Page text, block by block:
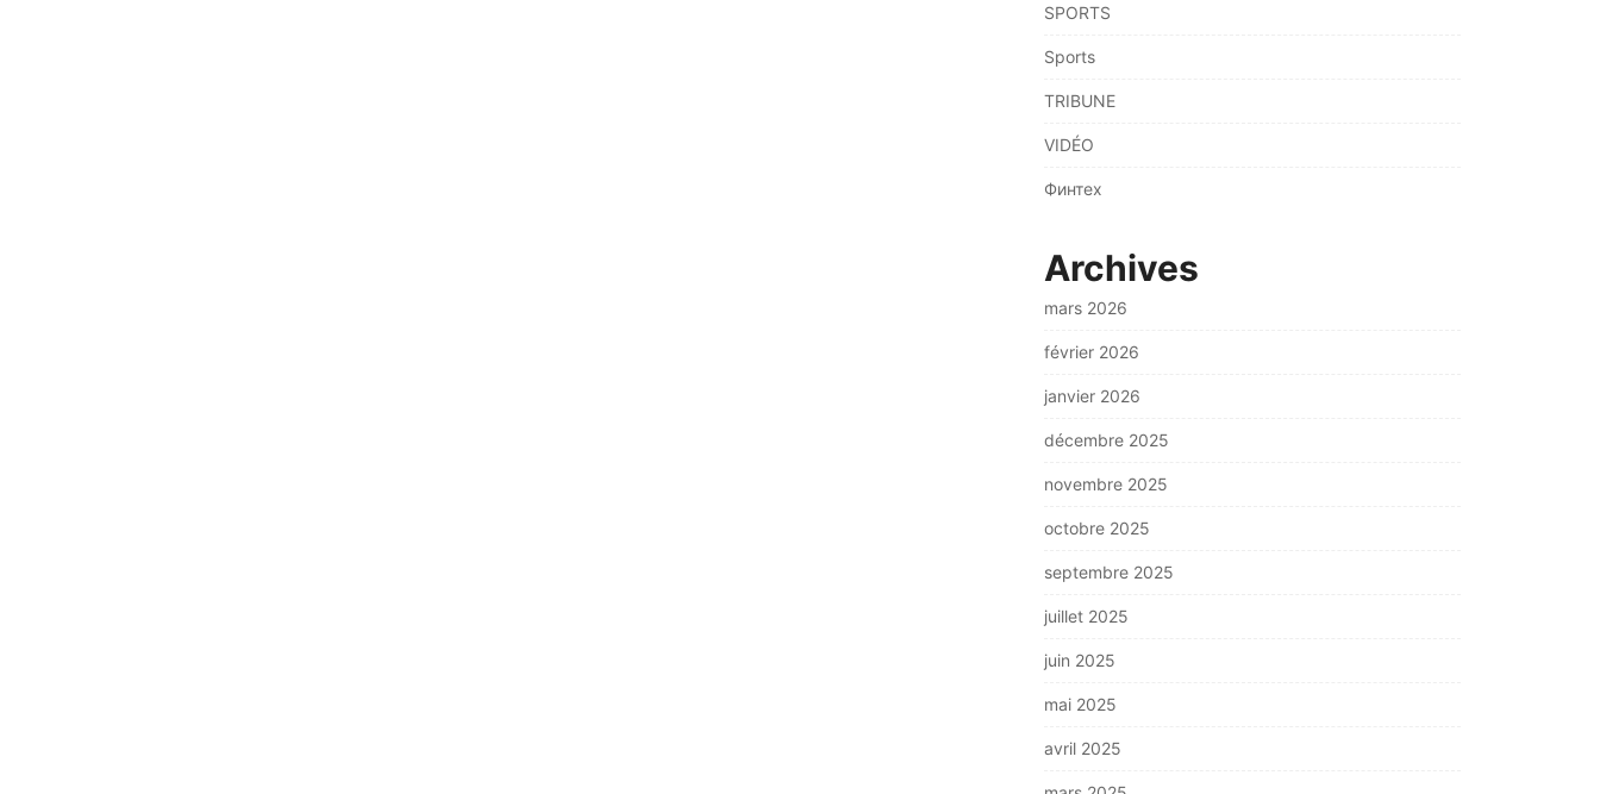
SPORTS
Sports
TRIBUNE
VIDÉO
Финтех
Archives
mars 2026
février 2026
janvier 2026
décembre 2025
novembre 2025
octobre 2025
septembre 2025
juillet 2025
juin 2025
mai 2025
avril 2025